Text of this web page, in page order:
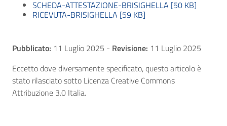
SCHEDA-ATTESTAZIONE-BRISIGHELLA [50 KB]
RICEVUTA-BRISIGHELLA [59 KB]
Pubblicato: 11 Luglio 2025 - Revisione: 11 Luglio 2025
Eccetto dove diversamente specificato, questo articolo è
stato rilasciato sotto Licenza Creative Commons
Attribuzione 3.0 Italia.